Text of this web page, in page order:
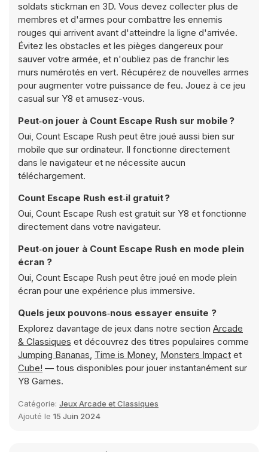
soldats stickman en 3D. Vous devez collecter plus de
membres et d'armes pour combattre les ennemis
rouges qui arrivent avant d'atteindre la ligne d'arrivée.
Évitez les obstacles et les pièges dangereux pour
sauver votre armée, et n'oubliez pas de franchir les
murs numérotés en vert. Récupérez de nouvelles armes
pour augmenter votre puissance de feu. Jouez à ce jeu
casual sur Y8 et amusez-vous.
Peut‑on jouer à Count Escape Rush sur mobile ?
Oui, Count Escape Rush peut être joué aussi bien sur
mobile que sur ordinateur. Il fonctionne directement
dans le navigateur et ne nécessite aucun
téléchargement.
Count Escape Rush est‑il gratuit ?
Oui, Count Escape Rush est gratuit sur Y8 et fonctionne
directement dans votre navigateur.
Peut‑on jouer à Count Escape Rush en mode plein
écran ?
Oui, Count Escape Rush peut être joué en mode plein
écran pour une expérience plus immersive.
Quels jeux pouvons‑nous essayer ensuite ?
Explorez davantage de jeux dans notre section Arcade
& Classiques et découvrez des titres populaires comme
Jumping Bananas, Time is Money, Monsters Impact et
Cube! — tous disponibles pour jouer instantanément sur
Y8 Games.
Catégorie: Jeux Arcade et Classiques
Ajouté le 15 Juin 2024